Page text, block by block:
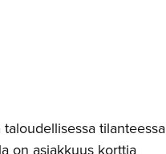
tilanteessa